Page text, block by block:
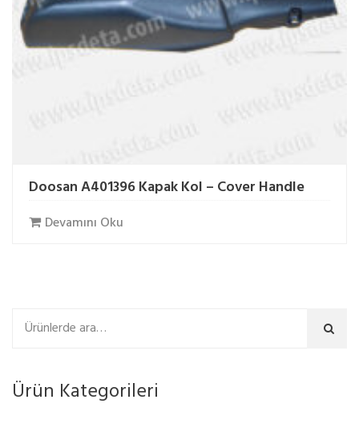
Doosan A401396 Kapak Kol – Cover Handle
Devamını Oku
Ara
Ürün Kategorileri